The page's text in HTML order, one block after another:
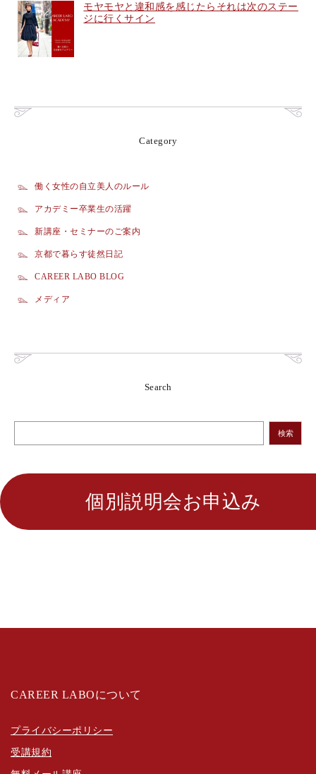
モヤモヤと違和感を感じたらそれは次のステー
ジに行くサイン
Category
働く女性の自立美人のルール
アカデミー卒業生の活躍
新講座・セミナーのご案内
京都で暮らす徒然日記
CAREER LABO BLOG
メディア
Search
検索
個別説明会お申込み
CAREER LABOについて
プライバシーポリシー
受講規約